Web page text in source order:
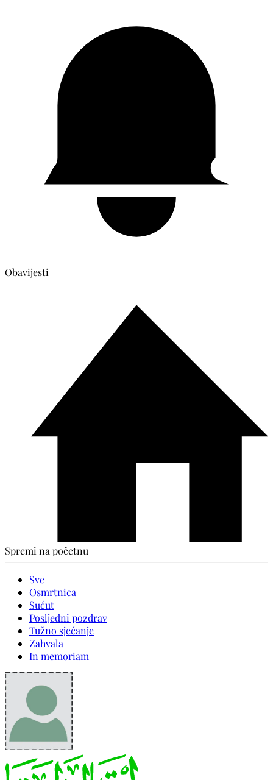
Obavijesti
Spremi na početnu
Sve
Osmrtnica
Sućut
Posljedni pozdrav
Tužno sjećanje
Zahvala
In memoriam